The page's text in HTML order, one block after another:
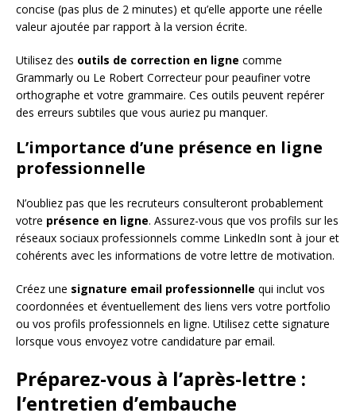
concise (pas plus de 2 minutes) et qu’elle apporte une réelle
valeur ajoutée par rapport à la version écrite.
Utilisez des outils de correction en ligne comme
Grammarly ou Le Robert Correcteur pour peaufiner votre
orthographe et votre grammaire. Ces outils peuvent repérer
des erreurs subtiles que vous auriez pu manquer.
L’importance d’une présence en ligne
professionnelle
N’oubliez pas que les recruteurs consulteront probablement
votre présence en ligne. Assurez-vous que vos profils sur les
réseaux sociaux professionnels comme LinkedIn sont à jour et
cohérents avec les informations de votre lettre de motivation.
Créez une signature email professionnelle qui inclut vos
coordonnées et éventuellement des liens vers votre portfolio
ou vos profils professionnels en ligne. Utilisez cette signature
lorsque vous envoyez votre candidature par email.
Préparez-vous à l’après-lettre :
l’entretien d’embauche